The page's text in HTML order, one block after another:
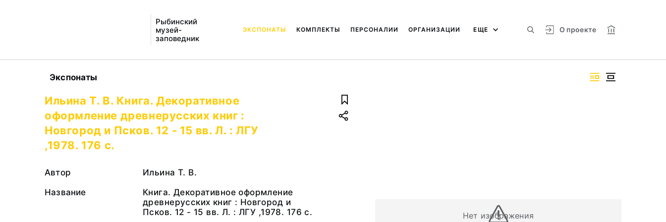
Рыбинский
музей-
заповедник
О проекте
ЭКСПОНАТЫ КОМПЛЕКТЫ ПЕРСОНАЛИИ ОРГАНИЗАЦИИ ЕЩЕ
Экспонаты
Нет изображения
Ильина Т. В. Книга. Декоративное
оформление древнерусских книг :
Новгород и Псков. 12 - 15 вв. Л. : ЛГУ
,1978. 176 с.
Автор
Ильина Т. В.
Название
Книга. Декоративное оформление
древнерусских книг : Новгород и
Псков. 12 - 15 вв. Л. : ЛГУ ,1978. 176 с.